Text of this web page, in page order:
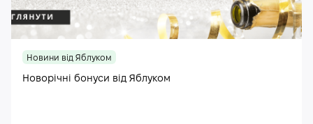
Новини від Яблуком
Новорічні бонуси від Яблуком